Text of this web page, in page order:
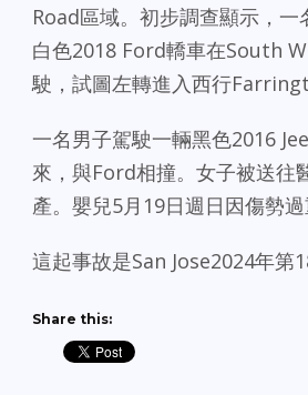
Road區域。初步調查顯示，一
白色2018 Ford轎車在South
駛，試圖左轉進入西行
一名男子駕駛一輛黑色2016
來，與Ford相撞。女子被送往
產。嬰兒5月19日週日因傷勢過
這起事故是San Jose2024年第
Share this: